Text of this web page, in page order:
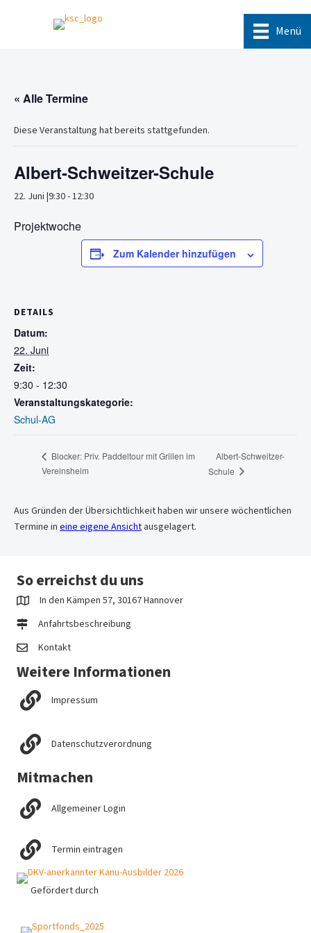
Menü
« Alle Termine
Diese Veranstaltung hat bereits stattgefunden.
Albert-Schweitzer-Schule
22. Juni |9:30-12:30
Projektwoche
Zum Kalender hinzufügen
DETAILS
Datum:
22. Juni
Zeit:
9:30 - 12:30
Veranstaltungskategorie:
Schul-AG
Blocker: Priv. Paddeltour mit Grillen im
Vereinsheim
Albert-Schweitzer-
Schule
Aus Gründen der Übersichtlichkeit haben wir unsere wöchentlichen
Termine in eine eigene Ansicht ausgelagert.
So erreichst du uns
In den Kämpen 57, 30167 Hannover
Anfahrtsbeschreibung
Kontakt
Weitere Informationen
Impressum
Datenschutzverordnung
Mitmachen
Allgemeiner Login
Termin eintragen
Gefördert durch